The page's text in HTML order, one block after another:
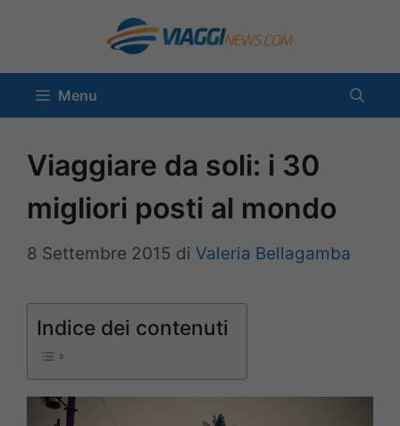
contenuto
Menu
Viaggiare da soli: i 30
migliori posti al mondo
8 Settembre 2015 di Valeria Bellagamba
Indice dei contenuti